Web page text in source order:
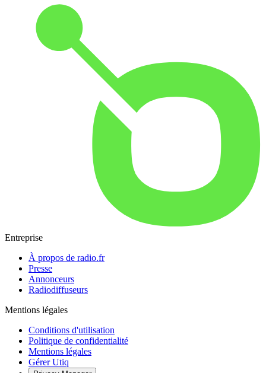
Entreprise
À propos de radio.fr
Presse
Annonceurs
Radiodiffuseurs
Mentions légales
Conditions d'utilisation
Politique de confidentialité
Mentions légales
Gérer Utiq